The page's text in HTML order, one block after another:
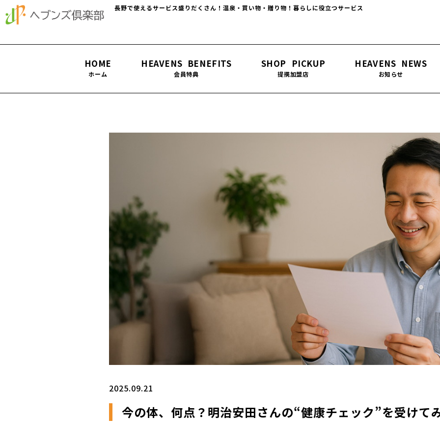
長野で使えるサービス盛りだくさん！温泉・買い物・贈り物！暮らしに役立つサービス
HOME
ホーム
HEAVENS BENEFITS
会員特典
SHOP PICKUP
提携加盟店
HEAVENS NEWS
お知らせ
2025.09.21
今の体、何点？明治安田さんの“健康チェック”を受けて